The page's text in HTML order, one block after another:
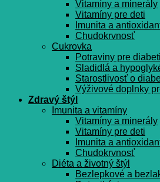
Vitamíny a minerály
Vitamíny pre deti
Imunita a
Chudokrvnosť
Cukrovka
Potraviny pre
Sladidlá a
Starostlivosť o
Výživové doplnky
Zdravý štýl
Imunita a vitamíny
Vitamíny a minerály
Vitamíny pre deti
Imunita a
Chudokrvnosť
Diéta a životný štýl
Bezlepkové a